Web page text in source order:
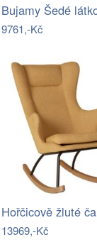
9761,-Kč
13969,-Kč